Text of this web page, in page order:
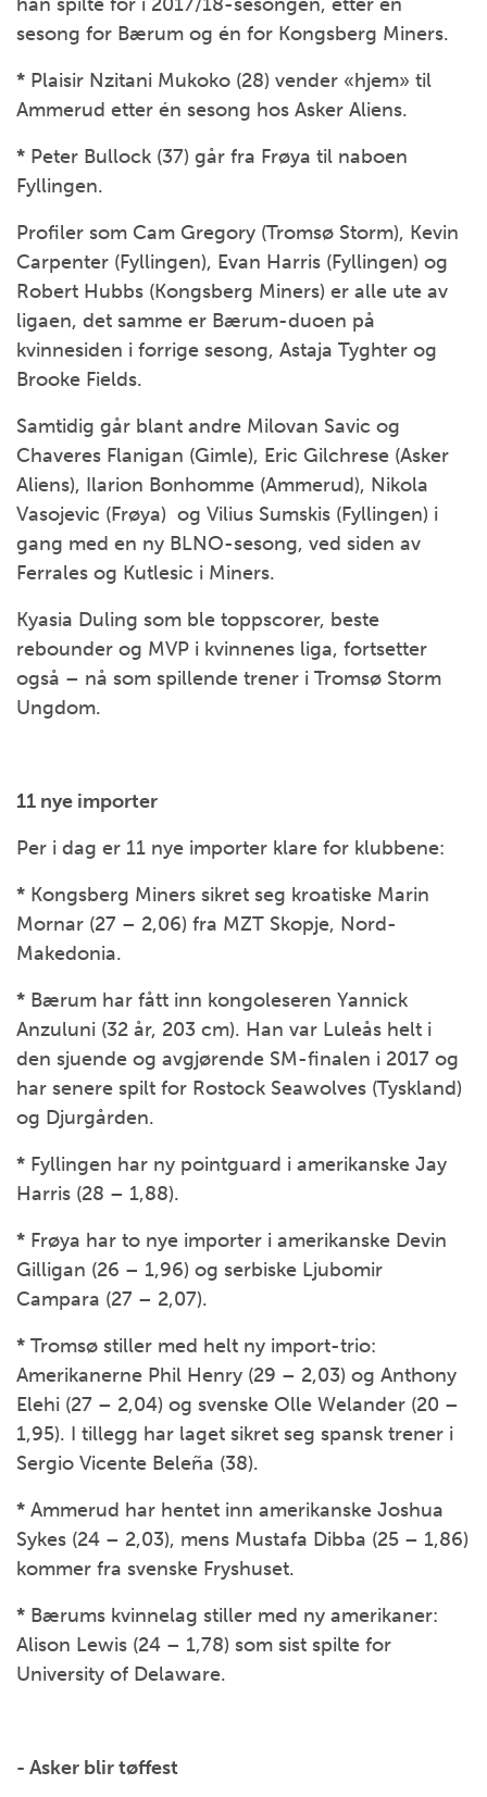
sesong for Bærum og én for Kongsberg Miners.
* Plaisir Nzitani Mukoko (28) vender «hjem» til
Ammerud etter én sesong hos Asker Aliens.
* Peter Bullock (37) går fra Frøya til naboen
Fyllingen.
Profiler som Cam Gregory (Tromsø Storm), Kevin
Carpenter (Fyllingen), Evan Harris (Fyllingen) og
Robert Hubbs (Kongsberg Miners) er alle ute av
ligaen, det samme er Bærum-duoen på
kvinnesiden i forrige sesong, Astaja Tyghter og
Brooke Fields.
Samtidig går blant andre Milovan Savic og
Chaveres Flanigan (Gimle), Eric Gilchrese (Asker
Aliens), Ilarion Bonhomme (Ammerud), Nikola
Vasojevic (Frøya) og Vilius Sumskis (Fyllingen) i
gang med en ny BLNO-sesong, ved siden av
Ferrales og Kutlesic i Miners.
Kyasia Duling som ble toppscorer, beste
rebounder og MVP i kvinnenes liga, fortsetter
også – nå som spillende trener i Tromsø Storm
Ungdom.
11 nye importer
Per i dag er 11 nye importer klare for klubbene:
* Kongsberg Miners sikret seg kroatiske Marin
Mornar (27 – 2,06) fra MZT Skopje, Nord-
Makedonia.
* Bærum har fått inn kongoleseren Yannick
Anzuluni (32 år, 203 cm). Han var Luleås helt i
den sjuende og avgjørende SM-finalen i 2017 og
har senere spilt for Rostock Seawolves (Tyskland)
og Djurgården.
* Fyllingen har ny pointguard i amerikanske Jay
Harris (28 – 1,88).
* Frøya har to nye importer i amerikanske Devin
Gilligan (26 – 1,96) og serbiske Ljubomir
Campara (27 – 2,07).
* Tromsø stiller med helt ny import-trio:
Amerikanerne Phil Henry (29 – 2,03) og Anthony
Elehi (27 – 2,04) og svenske Olle Welander (20 –
1,95). I tillegg har laget sikret seg spansk trener i
Sergio Vicente Beleña (38).
* Ammerud har hentet inn amerikanske Joshua
Sykes (24 – 2,03), mens Mustafa Dibba (25 – 1,86)
kommer fra svenske Fryshuset.
* Bærums kvinnelag stiller med ny amerikaner:
Alison Lewis (24 – 1,78) som sist spilte for
University of Delaware.
- Asker blir tøffest